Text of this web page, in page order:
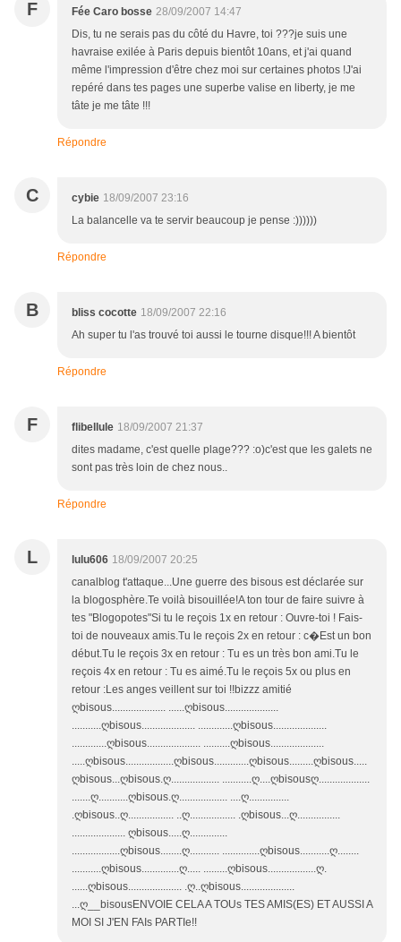
F Fée Caro bosse 28/09/2007 14:47
Dis, tu ne serais pas du côté du Havre, toi ???je suis une
havraise exilée à Paris depuis bientôt 10ans, et j'ai quand
même l'impression d'être chez moi sur certaines photos !J'ai
repéré dans tes pages une superbe valise en liberty, je me
tâte je me tâte !!!
Répondre
C cybie 18/09/2007 23:16
La balancelle va te servir beaucoup je pense :))))))
Répondre
B bliss cocotte 18/09/2007 22:16
Ah super tu l'as trouvé toi aussi le tourne disque!!! A bientôt
Répondre
F flibellule 18/09/2007 21:37
dites madame, c'est quelle plage??? :o)c'est que les galets ne
sont pas très loin de chez nous..
Répondre
L lulu606 18/09/2007 20:25
canalblog t'attaque...Une guerre des bisous est déclarée sur
la blogosphère.Te voilà bisouillée!A ton tour de faire suivre à
tes "Blogopotes"Si tu le reçois 1x en retour : Ouvre-toi ! Fais-
toi de nouveaux amis.Tu le reçois 2x en retour : c�Est un bon
début.Tu le reçois 3x en retour : Tu es un très bon ami.Tu le
reçois 4x en retour : Tu es aimé.Tu le reçois 5x ou plus en
retour :Les anges veillent sur toi !!bizzz amitié
ღbisous.................... ......ღbisous....................
...........ღbisous.................... .............ღbisous....................
.............ღbisous.................... ..........ღbisous....................
.....ღbisous..................ღbisous.............ღbisous.........ღbisous.....
ღbisous...ღbisous.ღ.................. ...........ღ....ღbisousღ...................
.......ღ...........ღbisous.ღ.................. ....ღ...............
.ღbisous..ღ................. ..ღ................. .ღbisous...ღ................
.................... ღbisous.....ღ..............
..................ღbisous........ღ........... ..............ღbisous...........ღ........
...........ღbisous..............ღ..... .........ღbisous..................ღ.
......ღbisous.................... .ღ..ღbisous....................
...ღ__bisousENVOIE CELA A TOUs TES AMIS(ES) ET AUSSI A
MOI SI J'EN FAIs PARTIe!!